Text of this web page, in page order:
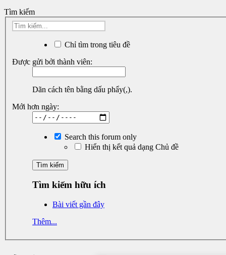
Tìm kiếm
Chỉ tìm trong tiêu đề
Được gửi bởi thành viên:
Dãn cách tên bằng dấu phẩy(,).
Mới hơn ngày:
Search this forum only
Hiển thị kết quả dạng Chủ đề
Tìm kiếm hữu ích
Bài viết gần đây
Thêm...